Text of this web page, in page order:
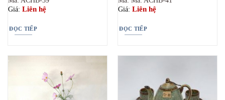
Giá: Liên hệ
ĐỌC TIẾP
Giá: Liên hệ
ĐỌC TIẾP